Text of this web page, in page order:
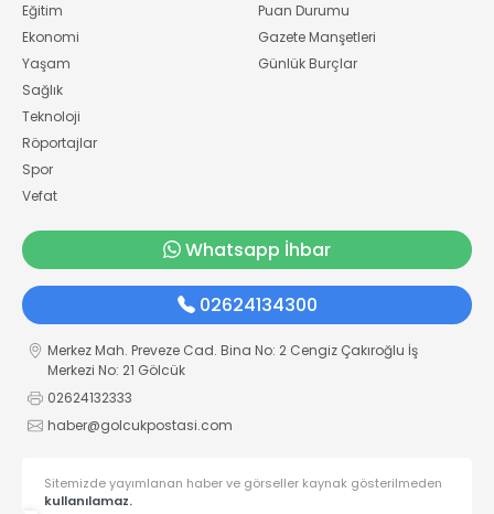
Eğitim
Ekonomi
Yaşam
Sağlık
Teknoloji
Röportajlar
Spor
Vefat
Puan Durumu
Gazete Manşetleri
Günlük Burçlar
Whatsapp İhbar
02624134300
Merkez Mah. Preveze Cad. Bina No: 2 Cengiz Çakıroğlu İş
Merkezi No: 21 Gölcük
02624132333
haber@golcukpostasi.com
Sitemizde yayımlanan haber ve görseller kaynak gösterilmeden
kullanılamaz.